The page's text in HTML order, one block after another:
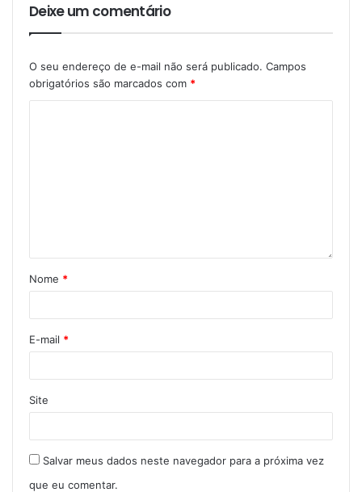
Deixe um comentário
O seu endereço de e-mail não será publicado. Campos
obrigatórios são marcados com *
Nome *
E-mail *
Site
Salvar meus dados neste navegador para a próxima vez
que eu comentar.